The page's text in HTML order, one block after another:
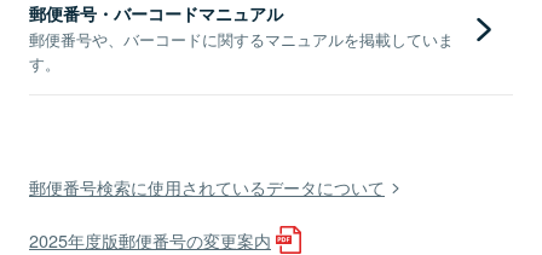
郵便番号・バーコードマニュアル
郵便番号や、バーコードに関するマニュアルを掲載していま
す。
郵便番号検索に使用されているデータについて
2025年度版郵便番号の変更案内